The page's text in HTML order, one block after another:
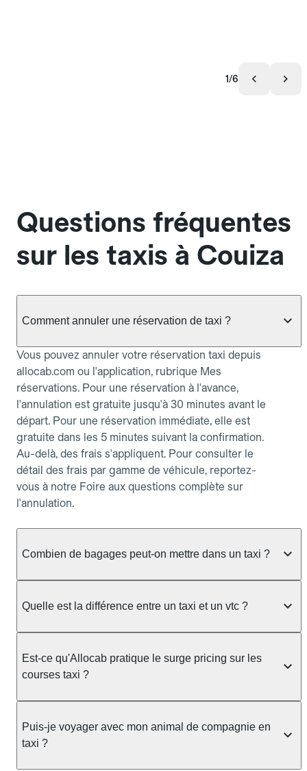
1/6
Questions fréquentes
sur les taxis à Couiza
Comment annuler une réservation de taxi ?
Vous pouvez annuler votre réservation taxi depuis
allocab.com ou l'application, rubrique Mes
réservations. Pour une réservation à l'avance,
l'annulation est gratuite jusqu'à 30 minutes avant le
départ. Pour une réservation immédiate, elle est
gratuite dans les 5 minutes suivant la confirmation.
Au-delà, des frais s'appliquent. Pour consulter le
détail des frais par gamme de véhicule, reportez-
vous à notre Foire aux questions complète sur
l'annulation.
Combien de bagages peut-on mettre dans un taxi ?
taxi berline accueille en général jusqu'à 3 bagages
ou nombreux, précisez-le dans le champ "Message
au chauffeur" lors de la réservation. Le prix n'est
pas impacté par le nombre de bagages.
Quelle est la différence entre un taxi et un vtc ?
prendre en charge directement dans la rue, à une
station ou sur réservation, avec un tarif au
réservation et propose un prix fixe annoncé à
l'avance. Chez Allocab, réservez facilement votre
taxi.
Est-ce qu'Allocab pratique le surge pricing sur les
courses taxi ?
réglementation préfectorale et suit un barème
officiel : il protège des hausses liées à la demande.
Puis-je voyager avec mon animal de compagnie en
taxi ?